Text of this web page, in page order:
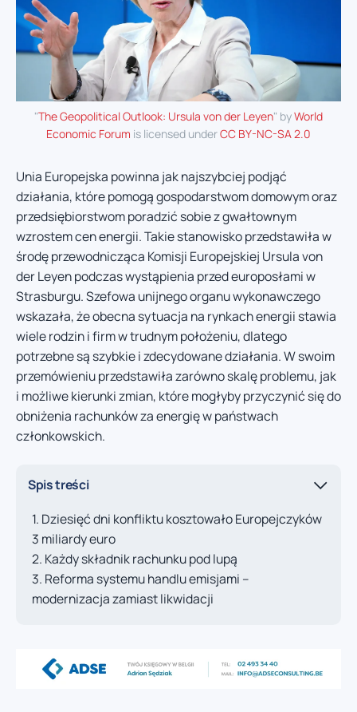
"The Geopolitical Outlook: Ursula von der Leyen" byWorld
Economic Forum is licensed underCC BY-NC-SA 2.0
Unia Europejska powinna jak najszybciej podjąć
działania, które pomogą gospodarstwom domowym oraz
przedsiębiorstwom poradzić sobie z gwałtownym
wzrostem cen energii. Takie stanowisko przedstawiła w
środę przewodnicząca Komisji Europejskiej Ursula von
der Leyen podczas wystąpienia przed europosłami w
Strasburgu. Szefowa unijnego organu wykonawczego
wskazała, że obecna sytuacja na rynkach energii stawia
wiele rodzin i firm w trudnym położeniu, dlatego
potrzebne są szybkie i zdecydowane działania. W swoim
przemówieniu przedstawiła zarówno skalę problemu, jak
i możliwe kierunki zmian, które mogłyby przyczynić się do
obniżenia rachunków za energię w państwach
członkowskich.
Spis treści
Dziesięć dni konfliktu kosztowało Europejczyków
3 miliardy euro
Każdy składnik rachunku pod lupą
Reforma systemu handlu emisjami –
modernizacja zamiast likwidacji